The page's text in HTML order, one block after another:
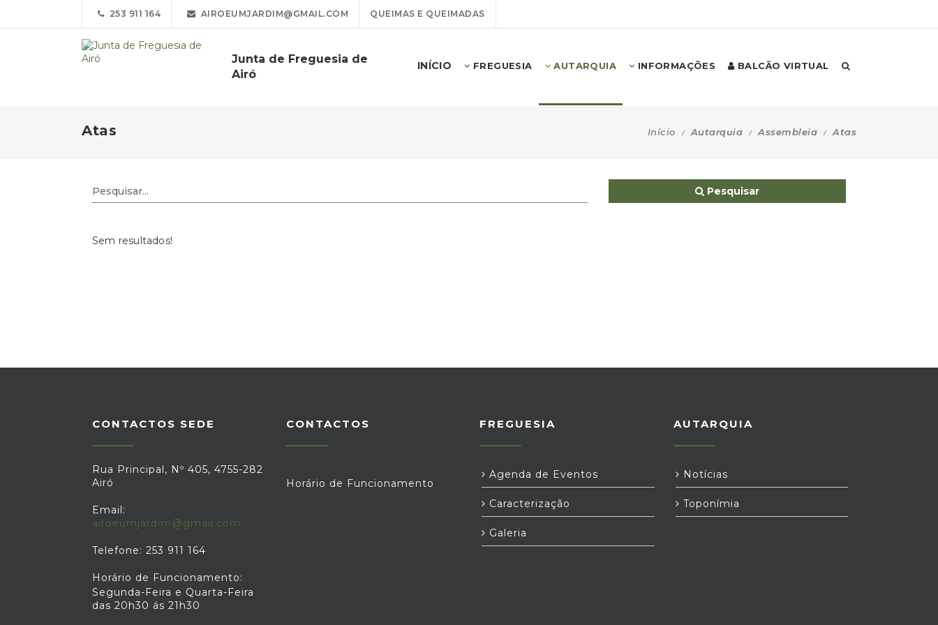
253 911 164 AIROEUMJARDIM@GMAIL.COM QUEIMAS E QUEIMADAS
Junta de Freguesia de
Airó
INÍCIO FREGUESIA AUTARQUIA INFORMAÇÕES BALCÃO VIRTUAL
Atas Início Autarquia Assembleia Atas
Pesquisar
Sem resultados!
CONTACTOS SEDE
Rua Principal, Nº 405, 4755-282
Airó
Email:
airoeumjardim@gmail.com
Telefone: 253 911 164
Horário de Funcionamento:
Segunda-Feira e Quarta-Feira
das 20h30 ás 21h30
CONTACTOS
Horário de Funcionamento
FREGUESIA
Agenda de Eventos
Caracterização
Galeria
AUTARQUIA
Notícias
Toponímia